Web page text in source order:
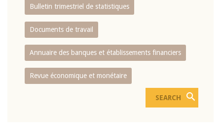
Bulletin trimestriel de statistiques
Documents de travail
Annuaire des banques et établissements financiers
Revue économique et monétaire